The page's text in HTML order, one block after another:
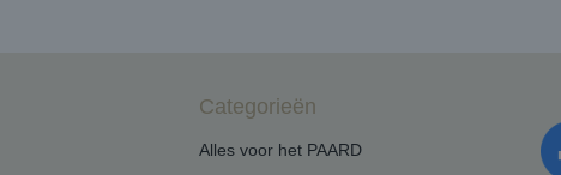
Categorieën
Alles voor het PAARD